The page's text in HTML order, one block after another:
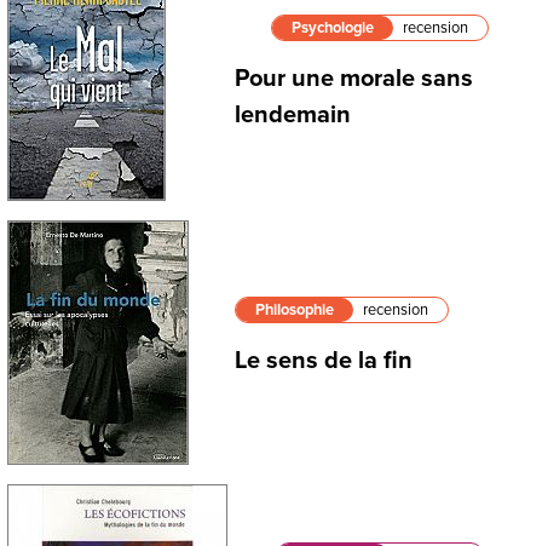
Psychologie recension
Pour une morale sans
lendemain
Philosophie recension
Le sens de la fin